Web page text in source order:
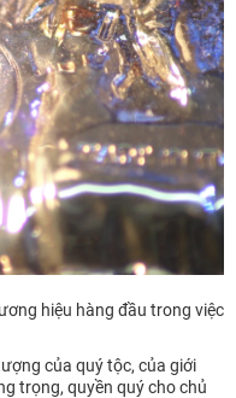
hiệu hàng đầu trong việc
của quý tộc, của giới
trọng, quyền quý cho chủ